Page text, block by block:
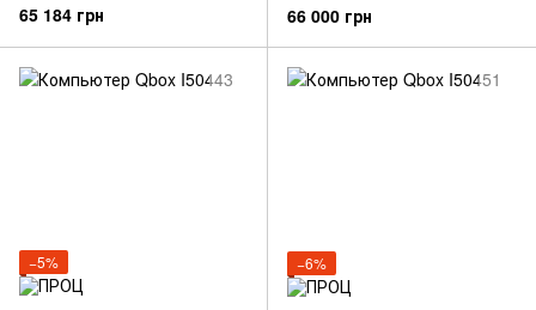
65 184 грн 66 000 грн
−5% −6%